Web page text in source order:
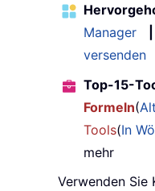
Manager
versenden
Top-15-
Formeln(
Tools(In
mehr
Verwenden Sie